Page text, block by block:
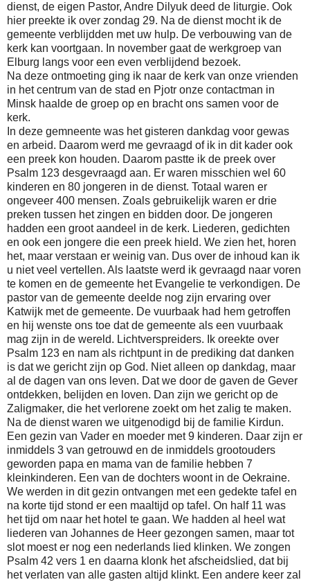
dienst, de eigen Pastor, Andre Dilyuk deed de liturgie. Ook
hier preekte ik over zondag 29. Na de dienst mocht ik de
gemeente verblijdden met uw hulp. De verbouwing van de
kerk kan voortgaan. In november gaat de werkgroep van
Elburg langs voor een even verblijdend bezoek.
Na deze ontmoeting ging ik naar de kerk van onze vrienden
in het centrum van de stad en Pjotr onze contactman in
Minsk haalde de groep op en bracht ons samen voor de
kerk.
In deze gemneente was het gisteren dankdag voor gewas
en arbeid. Daarom werd me gevraagd of ik in dit kader ook
een preek kon houden. Daarom pastte ik de preek over
Psalm 123 desgevraagd aan. Er waren misschien wel 60
kinderen en 80 jongeren in de dienst. Totaal waren er
ongeveer 400 mensen. Zoals gebruikelijk waren er drie
preken tussen het zingen en bidden door. De jongeren
hadden een groot aandeel in de kerk. Liederen, gedichten
en ook een jongere die een preek hield. We zien het, horen
het, maar verstaan er weinig van. Dus over de inhoud kan ik
u niet veel vertellen. Als laatste werd ik gevraagd naar voren
te komen en de gemeente het Evangelie te verkondigen. De
pastor van de gemeente deelde nog zijn ervaring over
Katwijk met de gemeente. De vuurbaak had hem getroffen
en hij wenste ons toe dat de gemeente als een vuurbaak
mag zijn in de wereld. Lichtverspreiders. Ik oreekte over
Psalm 123 en nam als richtpunt in de prediking dat danken
is dat we gericht zijn op God. Niet alleen op dankdag, maar
al de dagen van ons leven. Dat we door de gaven de Gever
ontdekken, belijden en loven. Dan zijn we gericht op de
Zaligmaker, die het verlorene zoekt om het zalig te maken.
Na de dienst waren we uitgenodigd bij de familie Kirdun.
Een gezin van Vader en moeder met 9 kinderen. Daar zijn er
inmiddels 3 van getrouwd en de inmiddels grootouders
geworden papa en mama van de familie hebben 7
kleinkinderen. Een van de dochters woont in de Oekraine.
We werden in dit gezin ontvangen met een gedekte tafel en
na korte tijd stond er een maaltijd op tafel. On half 11 was
het tijd om naar het hotel te gaan. We hadden al heel wat
liederen van Johannes de Heer gezongen samen, maar tot
slot moest er nog een nederlands lied klinken. We zongen
Psalm 42 vers 1 en daarna klonk het afscheidslied, dat bij
het verlaten van alle gasten altijd klinkt. Een andere keer zal